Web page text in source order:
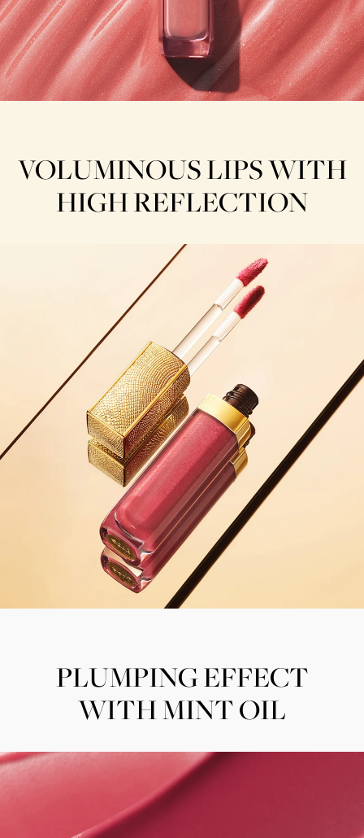
VOLUMINOUS LIPS WITH
HIGH REFLECTION
PLUMPING EFFECT
WITH MINT OIL